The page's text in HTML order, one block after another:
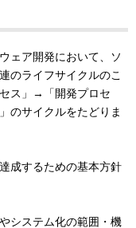
ェア開発において、ソ
のライフサイクルのこ
ス」→「開発プロセ
のサイクルをたどりま
成するための基本方針
システム化の範囲・機